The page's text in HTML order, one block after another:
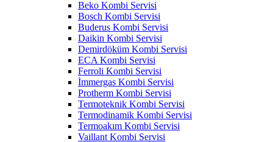
Beko Kombi Servisi
Bosch Kombi Servisi
Buderus Kombi Servisi
Daikin Kombi Servisi
Demirdöküm Kombi Servisi
ECA Kombi Servisi
Ferroli Kombi Servisi
İmmergas Kombi Servisi
Protherm Kombi Servisi
Termoteknik Kombi Servisi
Termodinamik Kombi Servisi
Termoakım Kombi Servisi
Vaillant Kombi Servisi